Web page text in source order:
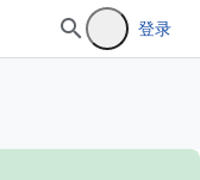
登录